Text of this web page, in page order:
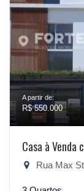
A partir de:
R$ 550.000
Casa à Venda
Rua Max